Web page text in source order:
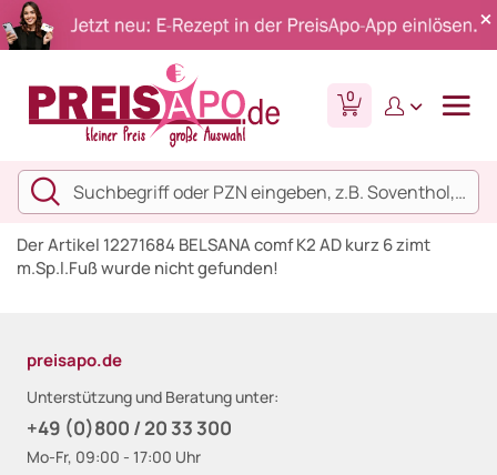
0
Der Artikel 12271684 BELSANA comf K2 AD kurz 6 zimt
m.Sp.l.Fuß wurde nicht gefunden!
preisapo.de
Unterstützung und Beratung unter:
+49 (0)800 / 20 33 300
Mo-Fr, 09:00 - 17:00 Uhr